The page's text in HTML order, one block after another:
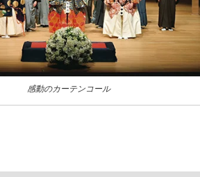
感動のカーテンコール